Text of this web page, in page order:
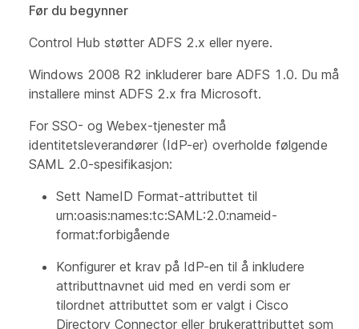
Før du begynner
Control Hub støtter ADFS 2.x eller nyere.
Windows 2008 R2 inkluderer bare ADFS 1.0. Du må
installere minst ADFS 2.x fra Microsoft.
For SSO- og Webex-tjenester må
identitetsleverandører (IdP-er) overholde følgende
SAML 2.0-spesifikasjon:
Sett NameID Format-attributtet til
urn:oasis:names:tc:SAML:2.0:nameid-
format:forbigående
Konfigurer et krav på IdP-en til å inkludere
attributtnavnet uid med en verdi som er
tilordnet attributtet som er valgt i Cisco
Directory Connector eller brukerattributtet som